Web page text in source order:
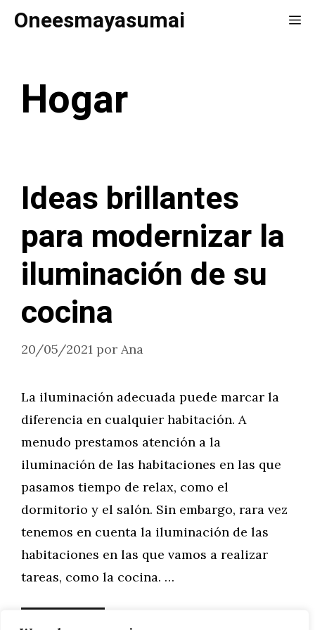
SaltarOneesmayasumai
Hogar
Ideas brillantes
para modernizar la
iluminación de su
cocina
20/05/2021 por Ana
La iluminación adecuada puede marcar la
diferencia en cualquier habitación. A
menudo prestamos atención a la
iluminación de las habitaciones en las que
pasamos tiempo de relax, como el
dormitorio y el salón. Sin embargo, rara vez
tenemos en cuenta la iluminación de las
habitaciones en las que vamos a realizar
tareas, como la cocina. …
Leer más